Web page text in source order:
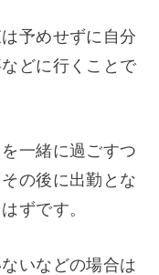
予めせずに自分
どに行くことで
一緒に過ごすつ
の後に出勤とな
ずです。
いなどの場合は